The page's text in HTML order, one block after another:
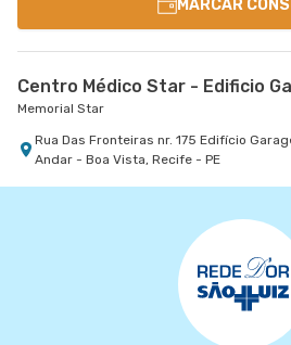
MARCAR
Centro Médico Star - Edificio
Memorial Star
Rua Das Fronteiras nr. 175 Edifício
Andar - Boa Vista, Recife - PE